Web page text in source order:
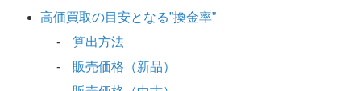
高価買取の目安となる”換金率”
算出方法
販売価格（新品）